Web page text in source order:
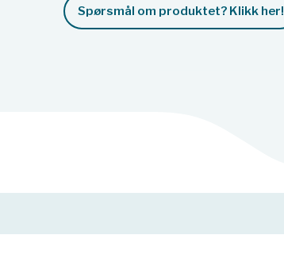
Spørsmål om produktet? Klikk her!